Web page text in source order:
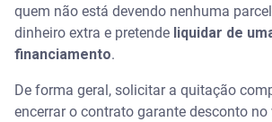
quem não está devendo nenhuma
dinheiro extra e pretende liquidar de
financiamento.
De forma geral, solicitar a quitação
encerrar o contrato garante desconto